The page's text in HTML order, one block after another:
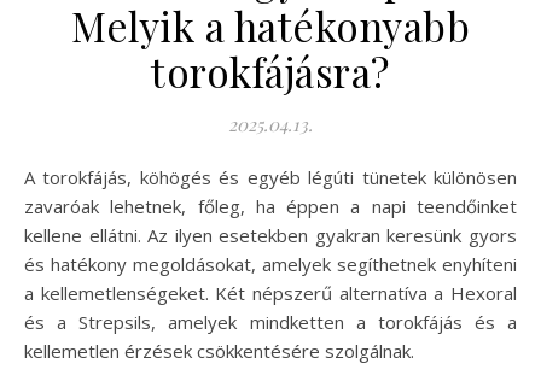
Melyik a hatékonyabb
torokfájásra?
2025.04.13.
A torokfájás, köhögés és egyéb légúti tünetek különösen
zavaróak lehetnek, főleg, ha éppen a napi teendőinket
kellene ellátni. Az ilyen esetekben gyakran keresünk gyors
és hatékony megoldásokat, amelyek segíthetnek enyhíteni
a kellemetlenségeket. Két népszerű alternatíva a Hexoral
és a Strepsils, amelyek mindketten a torokfájás és a
kellemetlen érzések csökkentésére szolgálnak.